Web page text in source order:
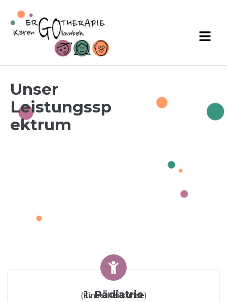
Unser
Leistungssp
Ektrum
1. Pädiatrie
(Kinderheilkunde)